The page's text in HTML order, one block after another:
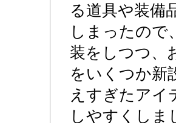
る道具や装備
しまったので
装をしつつ、
をいくつか新
えすぎたアイ
しやすくしま